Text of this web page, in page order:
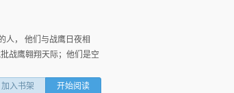
人， 他们与战鹰日夜相
战鹰翱翔天际；他们是空
加入书架
开始阅读